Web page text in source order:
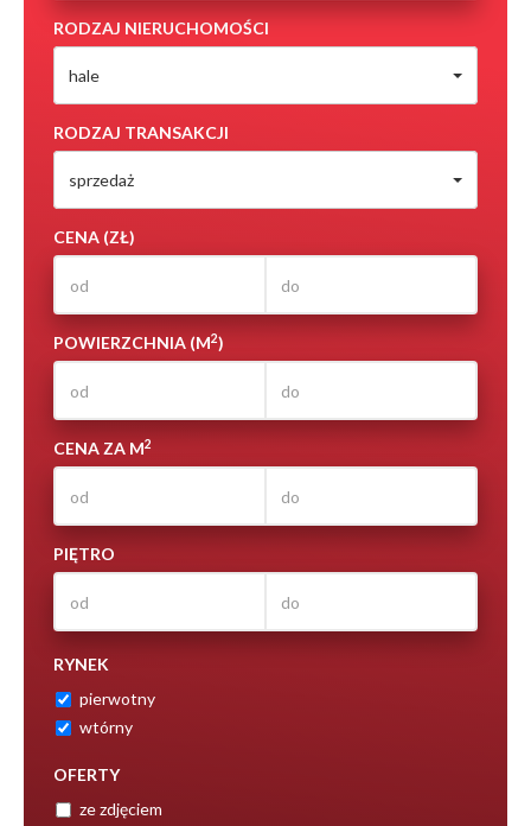
RODZAJ NIERUCHOMOŚCI
hale
RODZAJ TRANSAKCJI
sprzedaż
CENA (ZŁ)
POWIERZCHNIA (M2)
CENA ZA M2
PIĘTRO
RYNEK
pierwotny
wtórny
OFERTY
ze zdjęciem